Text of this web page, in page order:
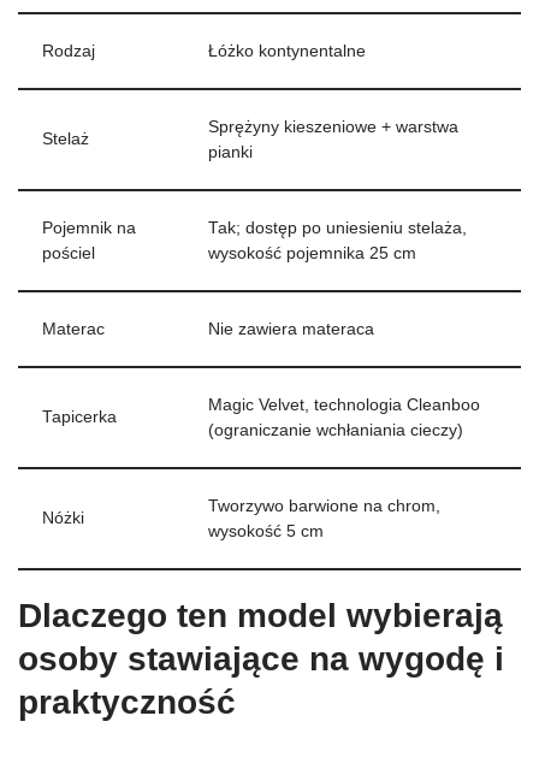
Rodzaj Łóżko kontynentalne
Stelaż
Sprężyny kieszeniowe + warstwa
pianki
Pojemnik na
pościel
Tak; dostęp po uniesieniu stelaża,
wysokość pojemnika 25 cm
Materac Nie zawiera materaca
Tapicerka
Magic Velvet, technologia Cleanboo
(ograniczanie wchłaniania cieczy)
Nóżki
Tworzywo barwione na chrom,
wysokość 5 cm
Dlaczego ten model wybierają
osoby stawiające na wygodę i
praktyczność